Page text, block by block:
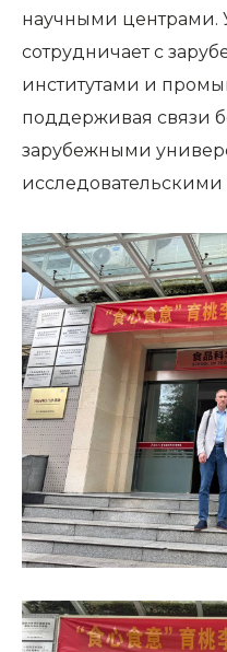
научными центрами.
сотрудничает с
институтами и
поддерживая связи
зарубежными